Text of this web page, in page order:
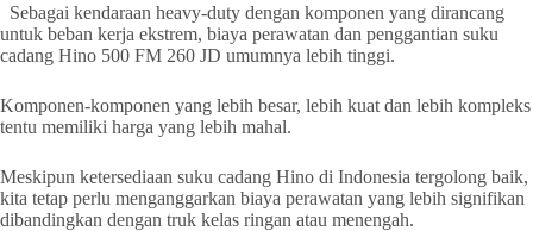
Sebagai kendaraan heavy-duty dengan komponen yang dirancang
untuk beban kerja ekstrem, biaya perawatan dan penggantian suku
cadang Hino 500 FM 260 JD umumnya lebih tinggi.
Komponen-komponen yang lebih besar, lebih kuat dan lebih kompleks
tentu memiliki harga yang lebih mahal.
Meskipun ketersediaan suku cadang Hino di Indonesia tergolong baik,
kita tetap perlu menganggarkan biaya perawatan yang lebih signifikan
dibandingkan dengan truk kelas ringan atau menengah.